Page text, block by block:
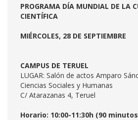
PROGRAMA DÍA MUNDIAL DE LA
CIENTÍFICA
MIÉRCOLES, 28 DE SEPTIEMBRE
CAMPUS DE TERUEL
LUGAR: Salón de actos Amparo
Ciencias Sociales y Humanas
C/ Atarazanas 4, Teruel
Horario: 10:00-11:30h (90